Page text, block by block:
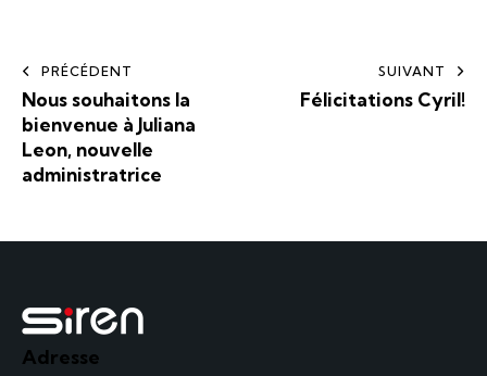
PRÉCÉDENT
Nous souhaitons la
bienvenue à Juliana
Leon, nouvelle
administratrice
SUIVANT
Félicitations Cyril!
Adresse